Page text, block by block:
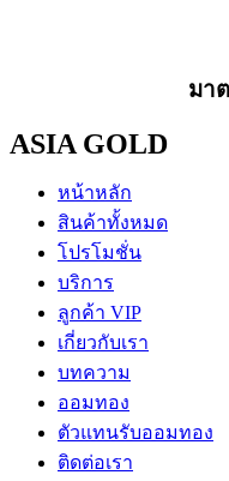
มา
ASIA GOLD
หน้าหลัก
สินค้าทั้งหมด
โปรโมชั่น
บริการ
ลูกค้า VIP
เกี่ยวกับเรา
บทความ
ออมทอง
ตัวแทนรับออมทอง
ติดต่อเรา